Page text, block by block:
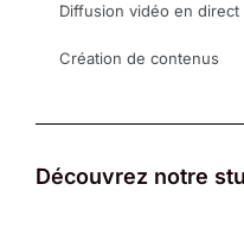
Diffusion vidéo en direct
Création de contenus
Découvrez notre